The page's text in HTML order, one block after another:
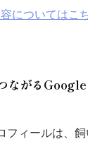
についてはこ
ながる
フィールは、